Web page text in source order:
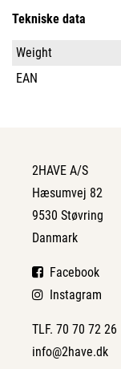
Tekniske data
Weight
EAN
2HAVE A/S
Hæsumvej 82
9530 Støvring
Danmark
Facebook
Instagram
TLF. 70 70 72 26
info@2have.dk